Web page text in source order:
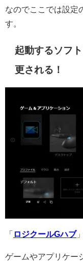
なのでここでは設定
す。
起動するソフ
更される！
「 ロジクールGハブ
ゲームやアプリケー